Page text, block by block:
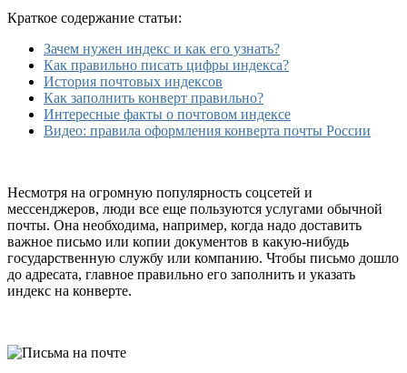
Краткое содержание статьи:
Зачем нужен индекс и как его узнать?
Как правильно писать цифры индекса?
История почтовых индексов
Как заполнить конверт правильно?
Интересные факты о почтовом индексе
Видео: правила оформления конверта почты России
Несмотря на огромную популярность соцсетей и
мессенджеров, люди все еще пользуются услугами обычной
почты. Она необходима, например, когда надо доставить
важное письмо или копии документов в какую-нибудь
государственную службу или компанию. Чтобы письмо дошло
до адресата, главное правильно его заполнить и указать
индекс на конверте.